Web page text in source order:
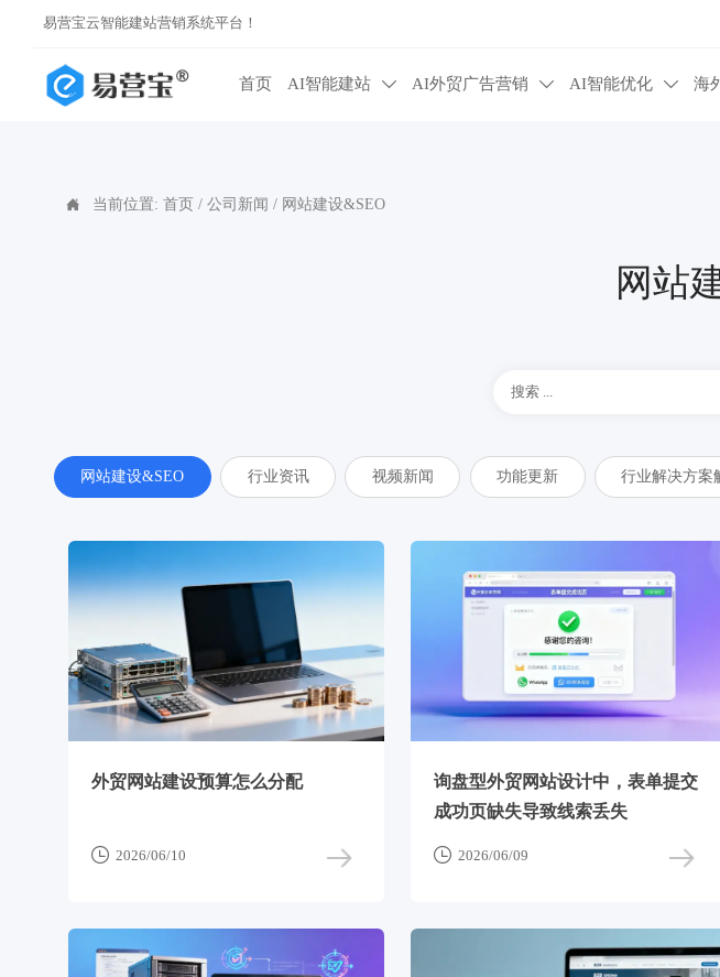
易营宝云智能建站营销系统平台！
首页 AI智能建站  AI外贸广告营销  AI智能优化  海
 当前位置: 首页/ 公司新闻 / 网站建设&SEO
网站
网站建设&SEO 行业资讯 视频新闻 功能更新 行业解决方案
外贸网站建设预算怎么分配
 2026/06/10
询盘型外贸网站设计中，表单提交
成功页缺失导致线索丢失
 2026/06/09